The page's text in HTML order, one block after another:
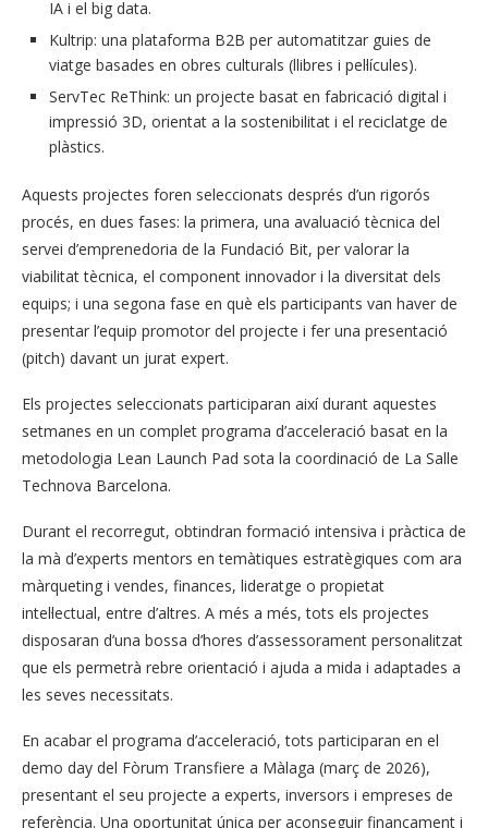
IA i el big data.
Kultrip: una plataforma B2B per automatitzar guies de
viatge basades en obres culturals (llibres i pel·lícules).
ServTec ReThink: un projecte basat en fabricació digital i
impressió 3D, orientat a la sostenibilitat i el reciclatge de
plàstics.
Aquests projectes foren seleccionats després d’un rigorós
procés, en dues fases: la primera, una avaluació tècnica del
servei d’emprenedoria de la Fundació Bit, per valorar la
viabilitat tècnica, el component innovador i la diversitat dels
equips; i una segona fase en què els participants van haver de
presentar l’equip promotor del projecte i fer una presentació
(pitch) davant un jurat expert.
Els projectes seleccionats participaran així durant aquestes
setmanes en un complet programa d’acceleració basat en la
metodologia Lean Launch Pad sota la coordinació de La Salle
Technova Barcelona.
Durant el recorregut, obtindran formació intensiva i pràctica de
la mà d’experts mentors en temàtiques estratègiques com ara
màrqueting i vendes, finances, lideratge o propietat
intel·lectual, entre d’altres. A més a més, tots els projectes
disposaran d’una bossa d’hores d’assessorament personalitzat
que els permetrà rebre orientació i ajuda a mida i adaptades a
les seves necessitats.
En acabar el programa d’acceleració, tots participaran en el
demo day del Fòrum Transfiere a Màlaga (març de 2026),
presentant el seu projecte a experts, inversors i empreses de
referència. Una oportunitat única per aconseguir finançament i